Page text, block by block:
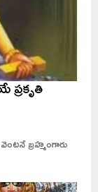
బ్రహ్మంగారు